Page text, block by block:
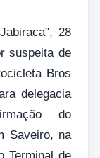
28
suspeita de
Bros
delegacia
do
Saveiro, na